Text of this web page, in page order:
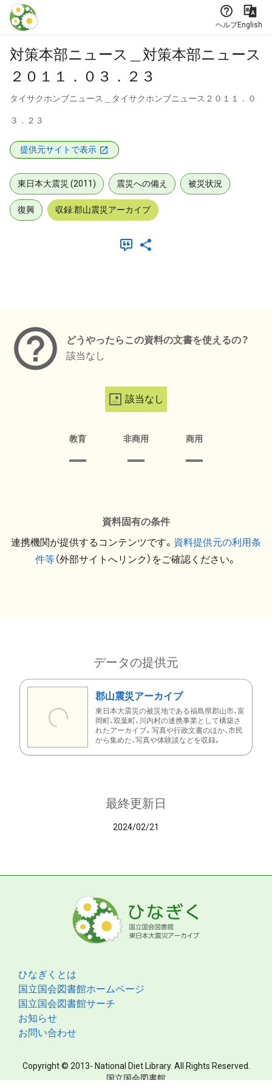
本文に飛ぶ
ヘルプEnglish
対策本部ニュース＿対策本部ニュース
２０１１．０３．２３
タイサクホンブニュース＿タイサクホンブニュース２０１１．０
３．２３
提供元サイトで表示
東日本大震災 (2011) 震災への備え 被災状況
復興 収録:郡山震災アーカイブ
どうやったらこの資料の文書を使えるの？
該当なし
該当なし
教育 非商用 商用
資料固有の条件
連携機関が提供するコンテンツです。 資料提供元の利用条
件等（外部サイトへリンク）をご確認ください。
データの提供元
郡山震災アーカイブ
東日本大震災の被災地である福島県郡山市、富
岡町、双葉町、川内村の連携事業として構築さ
れたアーカイブ。写真や行政文書のほか、市民
から集めた、写真や体験談などを収録。
最終更新日
2024/02/21
ひなぎくとは
国立国会図書館ホームページ
国立国会図書館サーチ
お知らせ
お問い合わせ
Copyright © 2013- National Diet Library. All Rights Reserved.